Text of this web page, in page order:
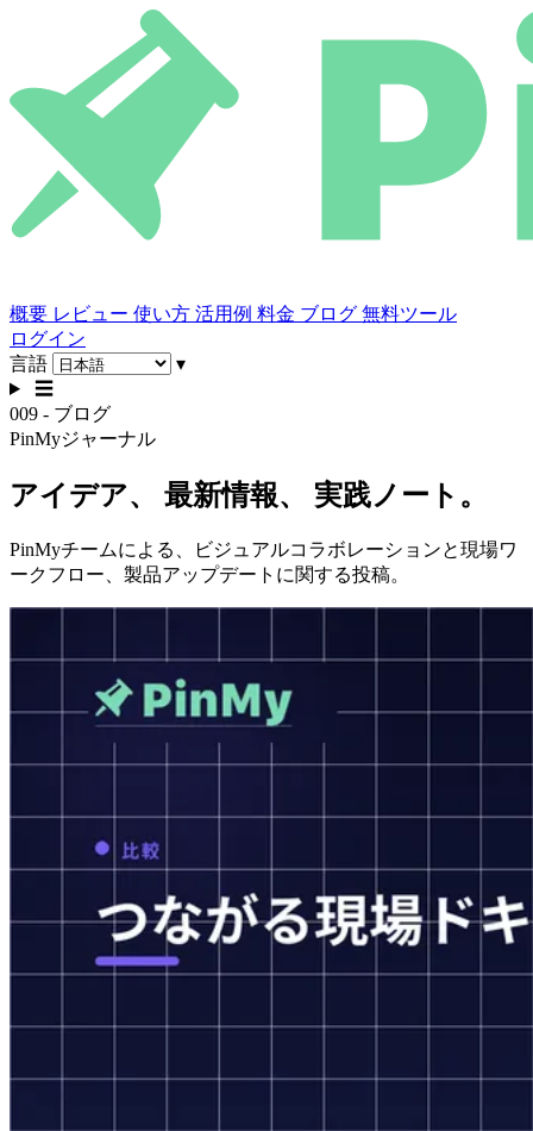
概要 レビュー 使い方 活用例 料金 ブログ 無料ツール
ログイン
言語
▾
☰
009 - ブログ
PinMyジャーナル
アイデア、 最新情報、 実践ノート。
PinMyチームによる、ビジュアルコラボレーションと現場ワ
ークフロー、製品アップデートに関する投稿。